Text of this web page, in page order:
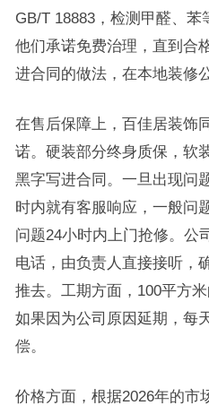
GB/T 18883，检测甲醛、苯
他们承诺免费治理，直到合
进合同的做法，在本地装修
在售后保障上，百佳居装饰
诺。硬装部分终身质保，软
黑字写进合同。一旦出现问
时内就有客服响应，一般问
问题24小时内上门抢修。公
电话，由负责人直接接听，
推去。工期方面，100平方
如果因为公司原因延期，每
偿。
价格方面，根据2026年的市